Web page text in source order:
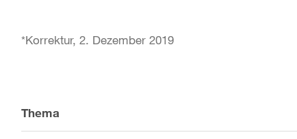
*Korrektur, 2. Dezember 2019
Informationen
Thema